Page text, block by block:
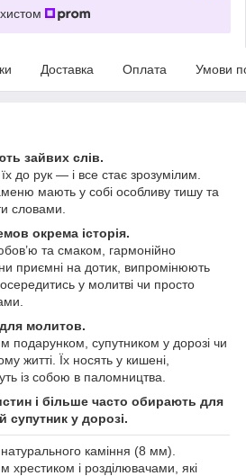
Доставка Оплата Умови
зайвих слів.
до рук — і все стає зрозумілим.
мають у собі особливу тишу та
словами.
окрема історія.
та смаком, гармонійно
приємні на дотик, випромінюють
у молитві чи просто
молитов.
подарунком, супутником у дорозі чи
житті. Їх носять у кишені,
із собою в паломництва.
і більше часто обирають для
супутник у дорозі.
каміння (8 мм).
хрестиком і розділювачами, які